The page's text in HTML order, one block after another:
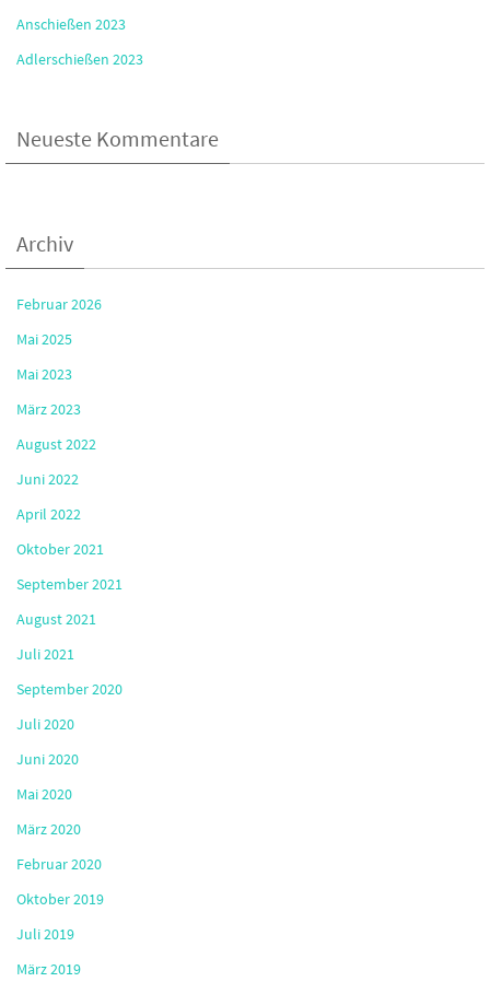
Anschießen 2023
Adlerschießen 2023
Neueste Kommentare
Archiv
Februar 2026
Mai 2025
Mai 2023
März 2023
August 2022
Juni 2022
April 2022
Oktober 2021
September 2021
August 2021
Juli 2021
September 2020
Juli 2020
Juni 2020
Mai 2020
März 2020
Februar 2020
Oktober 2019
Juli 2019
März 2019